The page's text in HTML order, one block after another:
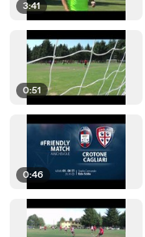
3:41
0:51
0:46